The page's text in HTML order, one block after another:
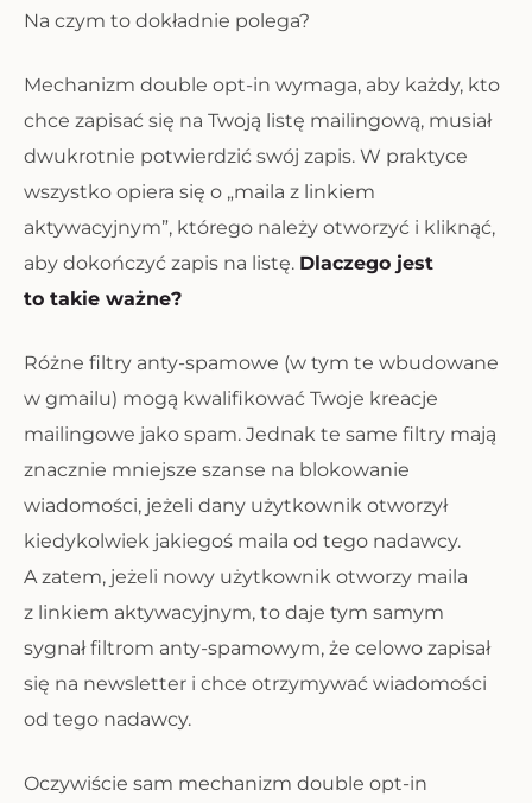
Na czym to dokładnie polega?
Mechanizm double opt-in wymaga, aby każdy, kto
chce zapisać się na Twoją listę mailingową, musiał
dwukrotnie potwierdzić swój zapis. W praktyce
wszystko opiera się o „maila z linkiem
aktywacyjnym”, którego należy otworzyć i kliknąć,
aby dokończyć zapis na listę. Dlaczego jest
to takie ważne?
Różne filtry anty-spamowe (w tym te wbudowane
w gmailu) mogą kwalifikować Twoje kreacje
mailingowe jako spam. Jednak te same filtry mają
znacznie mniejsze szanse na blokowanie
wiadomości, jeżeli dany użytkownik otworzył
kiedykolwiek jakiegoś maila od tego nadawcy.
A zatem, jeżeli nowy użytkownik otworzy maila
z linkiem aktywacyjnym, to daje tym samym
sygnał filtrom anty-spamowym, że celowo zapisał
się na newsletter i chce otrzymywać wiadomości
od tego nadawcy.
Oczywiście sam mechanizm double opt-in